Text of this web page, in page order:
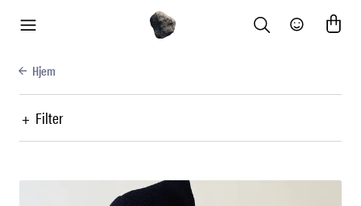
Search Community
Hjem
+ Filter